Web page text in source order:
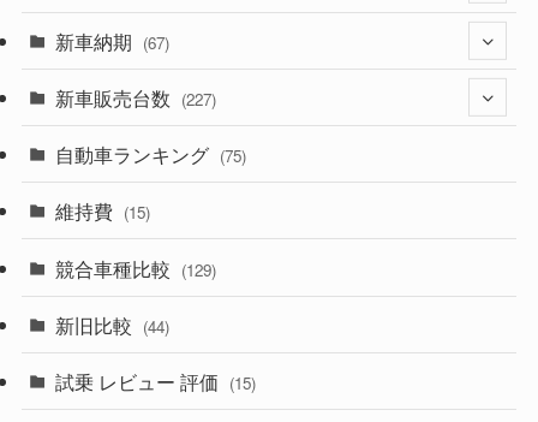
(329)
(525)
(357)
(328)
(194)
(230)
(253)
(242)
(85)
(84)
(14)
(222)
新車納期 (67)
(28)
(8)
(3)
(3)
(5)
新車販売台数 (227)
(21)
(5)
(7)
自動車ランキング (75)
維持費 (15)
競合車種比較 (129)
新旧比較 (44)
試乗 レビュー 評価 (15)